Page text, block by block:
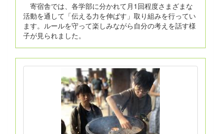
寄宿舎では、各学部に分かれて月1回程度さまざまな
活動を通して「伝える力を伸ばす」取り組みを行ってい
ます。ルールを守って楽しみながら自分の考えを話す様
子が見られました。